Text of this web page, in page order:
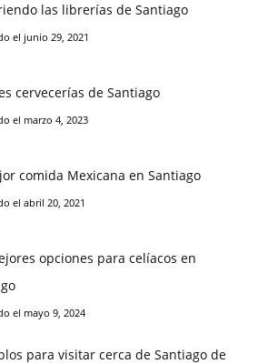
las librerías de Santiago
el junio 29, 2021
cervecerías de Santiago
el marzo 4, 2023
comida Mexicana en Santiago
el abril 20, 2021
opciones para celíacos en
el mayo 9, 2024
para visitar cerca de Santiago de